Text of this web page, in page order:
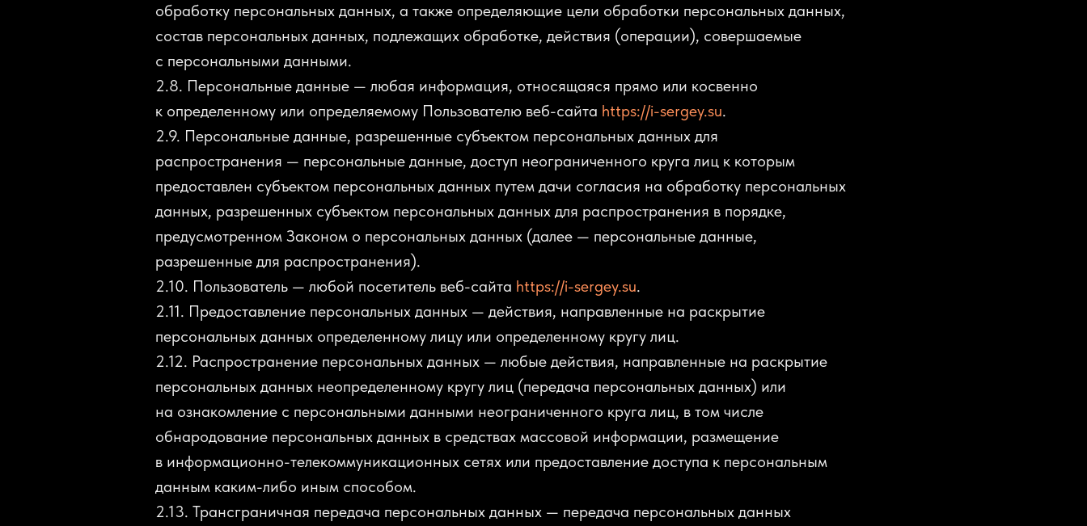
обработку персональных данных, а также определяющие цели обработки персональных данных,
состав персональных данных, подлежащих обработке, действия (операции), совершаемые
с персональными данными.
2.8. Персональные данные — любая информация, относящаяся прямо или косвенно
к определенному или определяемому Пользователю веб-сайта https://i-sergey.su.
2.9. Персональные данные, разрешенные субъектом персональных данных для
распространения — персональные данные, доступ неограниченного круга лиц к которым
предоставлен субъектом персональных данных путем дачи согласия на обработку персональных
данных, разрешенных субъектом персональных данных для распространения в порядке,
предусмотренном Законом о персональных данных (далее — персональные данные,
разрешенные для распространения).
2.10. Пользователь — любой посетитель веб-сайта https://i-sergey.su.
2.11. Предоставление персональных данных — действия, направленные на раскрытие
персональных данных определенному лицу или определенному кругу лиц.
2.12. Распространение персональных данных — любые действия, направленные на раскрытие
персональных данных неопределенному кругу лиц (передача персональных данных) или
на ознакомление с персональными данными неограниченного круга лиц, в том числе
обнародование персональных данных в средствах массовой информации, размещение
в информационно-телекоммуникационных сетях или предоставление доступа к персональным
данным каким-либо иным способом.
2.13. Трансграничная передача персональных данных — передача персональных данных